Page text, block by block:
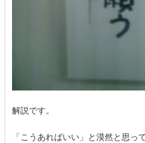
解説です。
「こうあればいい」と漠然と思っ